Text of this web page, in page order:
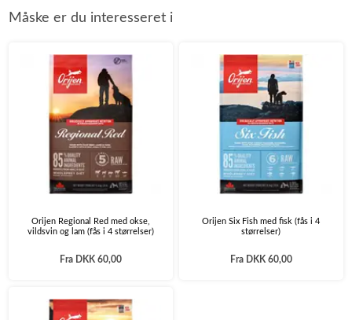
Måske er du interesseret i
Orijen Regional Red med okse,
vildsvin og lam (fås i 4 størrelser)
Fra DKK 60,00
Orijen Six Fish med fisk (fås i 4
størrelser)
Fra DKK 60,00